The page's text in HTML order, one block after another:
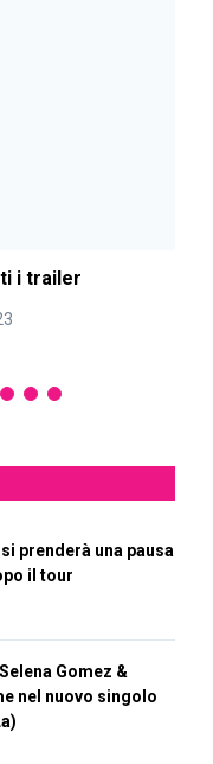
i trailer
prenderà una pausa
il tour
Gomez &
nel nuovo singolo